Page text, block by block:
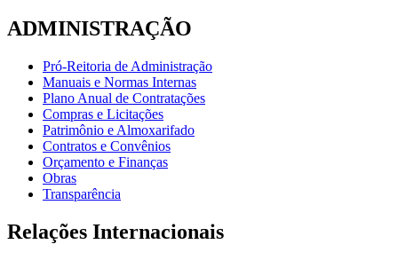
ADMINISTRAÇÃO
Pró-Reitoria de Administração
Manuais e Normas Internas
Plano Anual de Contratações
Compras e Licitações
Patrimônio e Almoxarifado
Contratos e Convênios
Orçamento e Finanças
Obras
Transparência
Relações Internacionais